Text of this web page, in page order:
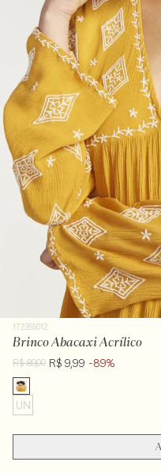
172265012
Brinco Abacaxi Acrílico
R$ 89,00 R$ 9,99 -89%
UN